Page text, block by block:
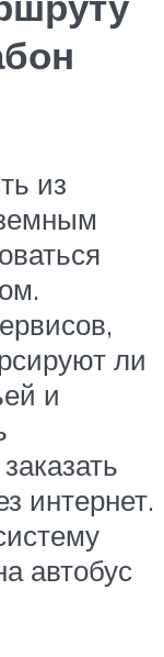
из
ли
и
интернет.
автобус